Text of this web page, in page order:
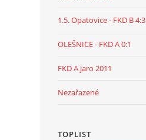
1.5. Opatovice - FKD B 4:3
OLEŠNICE - FKD A 0:1
FKD A jaro 2011
Nezařazené
TOPLIST